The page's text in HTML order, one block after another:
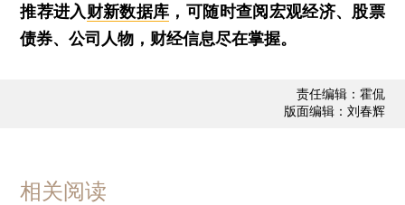
推荐进入财新数据库 ，可随时查阅宏观经济、股票
债券、公司人物，财经信息尽在掌握。
责任编辑：霍侃
版面编辑：刘春辉
相关阅读